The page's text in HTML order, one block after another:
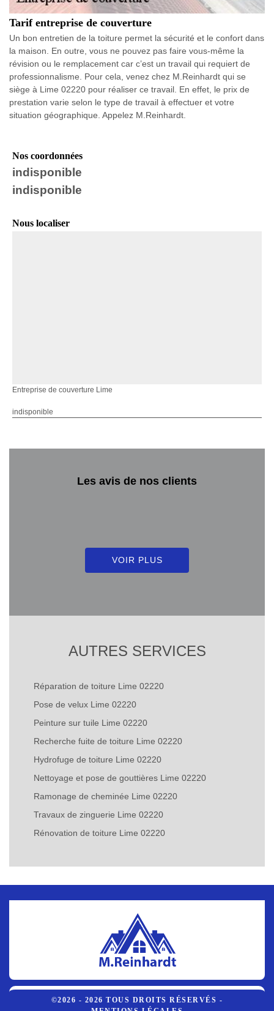
Tarif entreprise de couverture
Un bon entretien de la toiture permet la sécurité et le confort dans
la maison. En outre, vous ne pouvez pas faire vous-même la
révision ou le remplacement car c’est un travail qui requiert de
professionnalisme. Pour cela, venez chez M.Reinhardt qui se
siège à Lime 02220 pour réaliser ce travail. En effet, le prix de
prestation varie selon le type de travail à effectuer et votre
situation géographique. Appelez M.Reinhardt.
Nos coordonnées
indisponible
indisponible
Nous localiser
Entreprise de couverture Lime
indisponible
Les avis de nos clients
VOIR PLUS
AUTRES SERVICES
Réparation de toiture Lime 02220
Pose de velux Lime 02220
Peinture sur tuile Lime 02220
Recherche fuite de toiture Lime 02220
Hydrofuge de toiture Lime 02220
Nettoyage et pose de gouttières Lime 02220
Ramonage de cheminée Lime 02220
Travaux de zinguerie Lime 02220
Rénovation de toiture Lime 02220
©2026 - 2026 TOUS DROITS RÉSERVÉS -